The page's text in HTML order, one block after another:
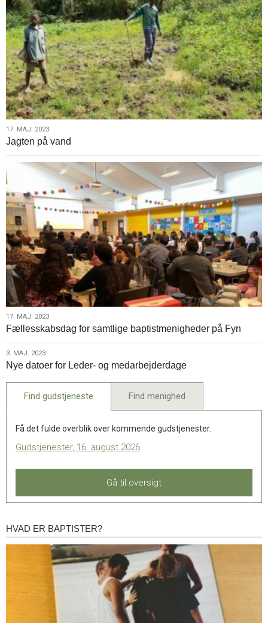
17.
maj.
2023
17. MAJ. 2023
Jagten på vand
17.
maj.
2023
17. MAJ. 2023
Fællesskabsdag for samtlige baptistmenigheder på Fyn
3.
maj.
3. MAJ. 2023
Nye datoer for Leder- og medarbejderdage
Find gudstjeneste Find menighed
Få det fulde overblik over kommende gudstjenester.
Gudstjenester, 16. august 2026
Gå til oversigt
Hvad
HVAD ER BAPTISTER?